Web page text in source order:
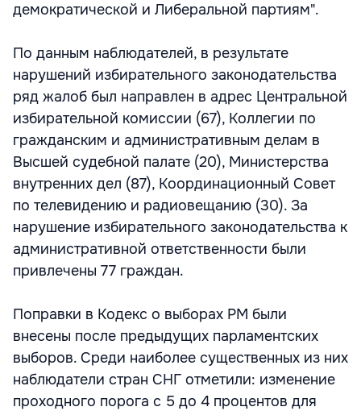
демократической и Либеральной партиям".
По данным наблюдателей, в результате
нарушений избирательного законодательства
ряд жалоб был направлен в адрес Центральной
избирательной комиссии (67), Коллегии по
гражданским и административным делам в
Высшей судебной палате (20), Министерства
внутренних дел (87), Координационный Совет
по телевидению и радиовещанию (30). За
нарушение избирательного законодательства к
административной ответственности были
привлечены 77 граждан.
Поправки в Кодекс о выборах РМ были
внесены после предыдущих парламентских
выборов. Среди наиболее существенных из них
наблюдатели стран СНГ отметили: изменение
проходного порога с 5 до 4 процентов для